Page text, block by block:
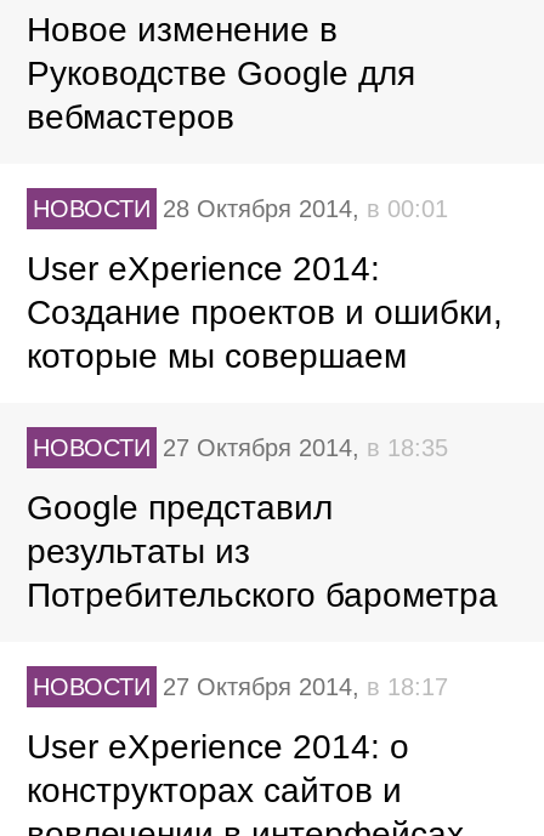
Новое изменение в
Руководстве Google для
вебмастеров
НОВОСТИ 28 Октября 2014, в 00:01
User eXperience 2014:
Создание проектов и ошибки,
которые мы совершаем
НОВОСТИ 27 Октября 2014, в 18:35
Google представил
результаты из
Потребительского барометра
НОВОСТИ 27 Октября 2014, в 18:17
User eXperience 2014: о
конструкторах сайтов и